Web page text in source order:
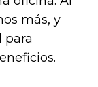
más, y
para